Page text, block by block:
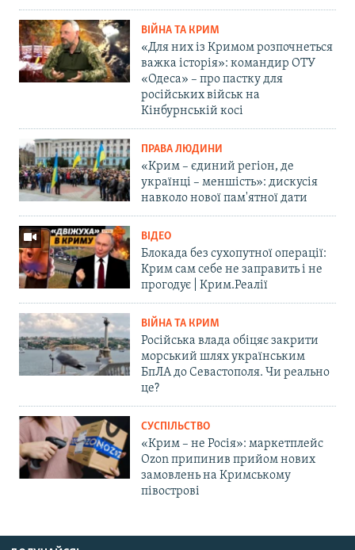
ВІЙНА ТА КРИМ
«Для них із Кримом розпочнеться
важка історія»: командир ОТУ
«Одеса» – про пастку для
російських військ на
Кінбурнській косі
ПРАВА ЛЮДИНИ
«Крим – єдиний регіон, де
українці – меншість»: дискусія
навколо нової пам'ятної дати
ВІДЕО
Блокада без сухопутної операції:
Крим сам себе не заправить і не
прогодує | Крим.Реалії
ВІЙНА ТА КРИМ
Російська влада обіцяє закрити
морський шлях українським
БпЛА до Севастополя. Чи реально
це?
СУСПІЛЬСТВО
«Крим – не Росія»: маркетплейс
Ozon припинив прийом нових
замовлень на Кримському
півострові